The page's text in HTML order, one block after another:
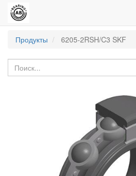
Продукты
6205-2RSH/C3 SKF